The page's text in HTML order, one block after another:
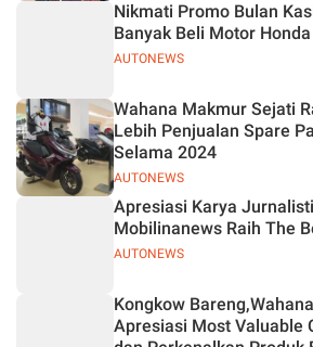
AUTONEWS
Nikmati Promo Bulan
Banyak Beli Motor
AUTONEWS
Wahana Makmur Sejati
Lebih Penjualan Spare
Selama 2024
AUTONEWS
Apresiasi Karya
Mobilinanews Raih The
Kongkow
Apresiasi Most Valuable